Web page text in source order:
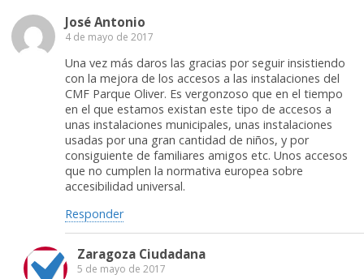
José Antonio
4 de mayo de 2017
Una vez más daros las gracias por seguir insistiendo
con la mejora de los accesos a las instalaciones del
CMF Parque Oliver. Es vergonzoso que en el tiempo
en el que estamos existan este tipo de accesos a
unas instalaciones municipales, unas instalaciones
usadas por una gran cantidad de niños, y por
consiguiente de familiares amigos etc. Unos accesos
que no cumplen la normativa europea sobre
accesibilidad universal.
Responder
Zaragoza Ciudadana
5 de mayo de 2017